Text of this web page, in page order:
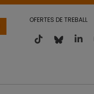
OFERTES DE TREBALL